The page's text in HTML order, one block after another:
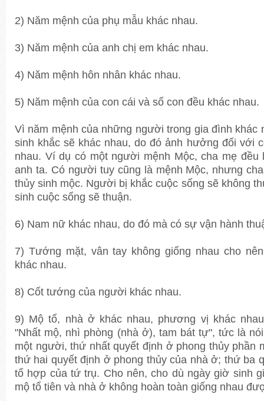
2) Năm mệnh của phụ mẫu khác nhau.
3) Năm mệnh của anh chị em khác nhau.
4) Năm mệnh hôn nhân khác nhau.
5) Năm mệnh của con cái và số con đều khác nhau.
Vì năm mệnh của những người trong gia đình khác
sinh khắc sẽ khác nhau, do đó ảnh hưởng đối với
nhau. Ví dụ có một người mệnh Mộc, cha mẹ đều
anh ta. Có người tuy cũng là mệnh Mộc, nhưng
thủy sinh mộc. Người bị khắc cuộc sống sẽ không
sinh cuộc sống sẽ thuận.
6) Nam nữ khác nhau, do đó mà có sự vận hành
7) Tướng mặt, vân tay không giống nhau cho
khác nhau.
8) Cốt tướng của người khác nhau.
9) Mộ tổ, nhà ở khác nhau, phương vị khác
"Nhất mộ, nhì phòng (nhà ở), tam bát tự", tức là
một người, thứ nhất quyết định ở phong thủy phần
thứ hai quyết định ở phong thủy của nhà ở; thứ ba
tổ hợp của tứ trụ. Cho nên, cho dù ngày giờ sinh
mộ tổ tiên và nhà ở không hoàn toàn giống nhau